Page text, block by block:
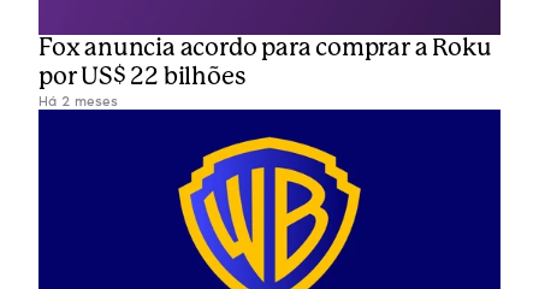
Fox anuncia acordo para comprar a Roku
por US$ 22 bilhões
Há 2 meses